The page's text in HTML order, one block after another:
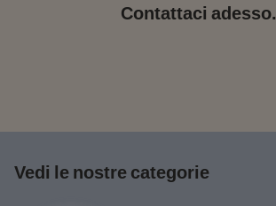
Contattaci adesso.
Vedi le nostre categorie